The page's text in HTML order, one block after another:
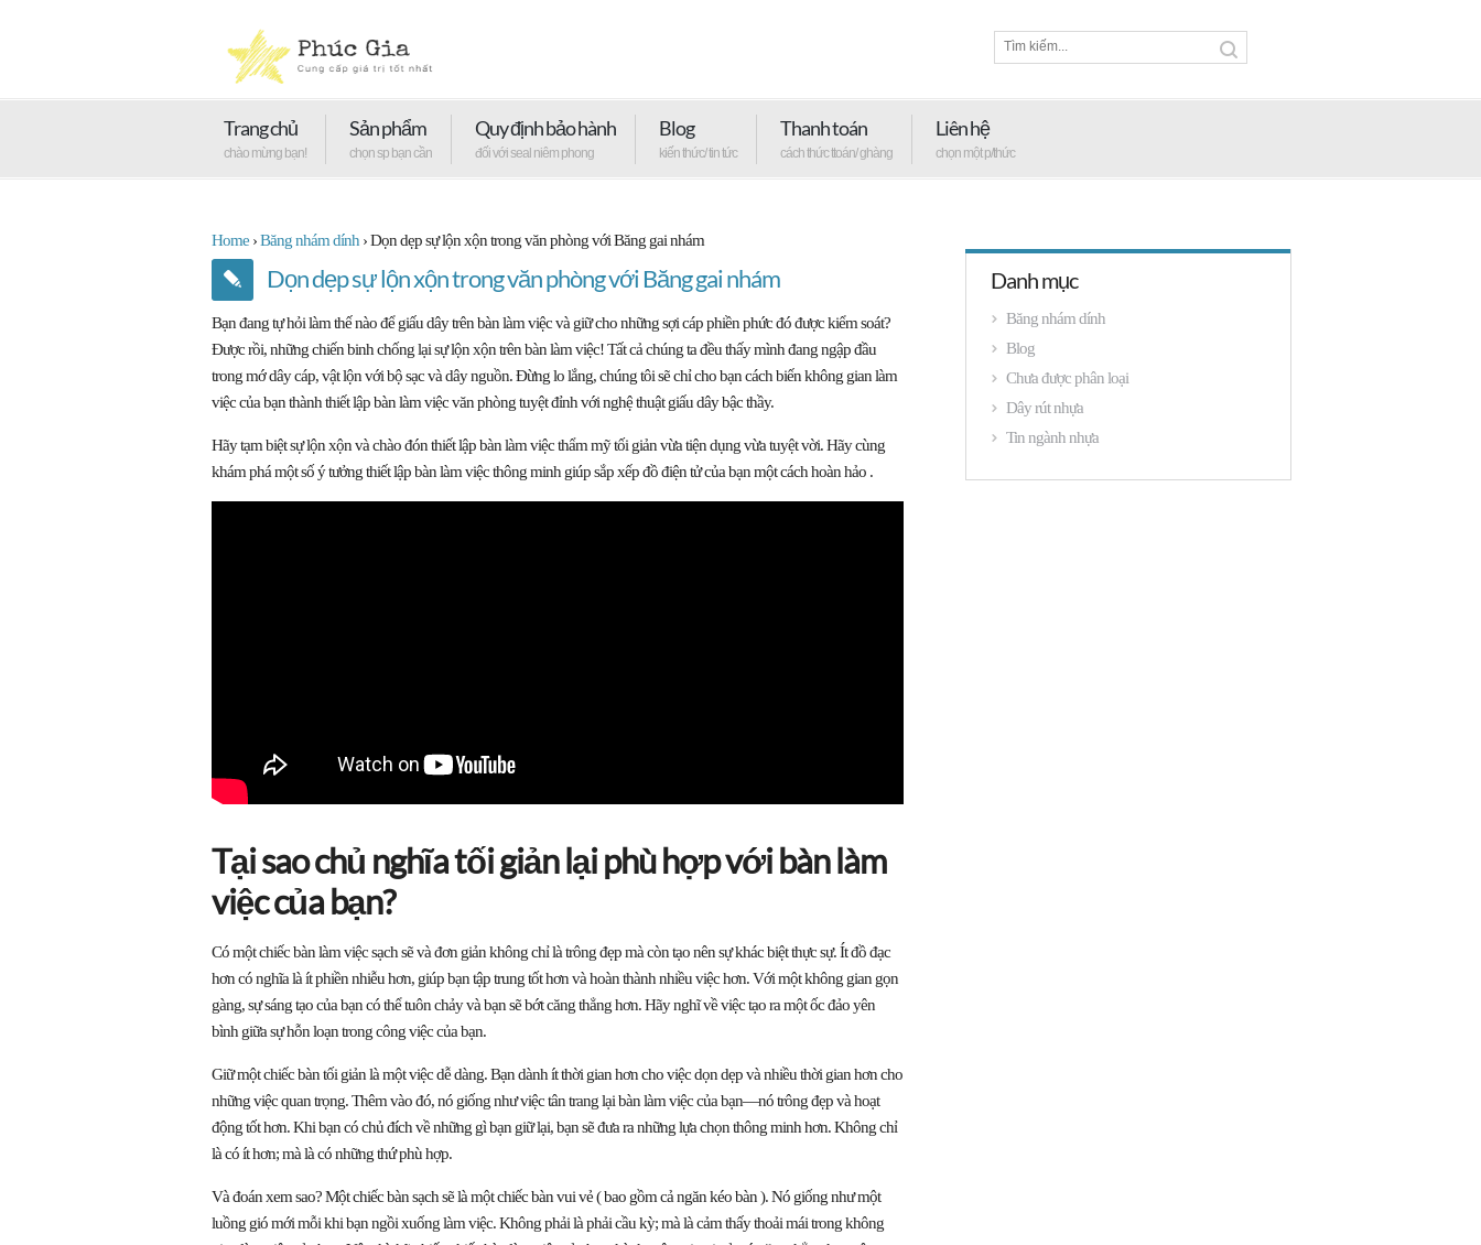
Trang chủ
chào mừng bạn!
Sản phẩm
chọn sp bạn cần
Quy định bảo hành
đối với seal niêm phong
Blog
kiến thức/ tin tức
Thanh toán
cách thức ttoán/ ghàng
Liên hệ
chọn một p/thức
Home ›Băng nhám dính ›Dọn dẹp sự lộn xộn trong văn phòng với Băng gai nhám
Dọn dẹp sự lộn xộn trong văn phòng với Băng gai nhám
Bạn đang tự hỏi làm thế nào để giấu dây trên bàn làm việc và giữ cho những sợi cáp phiền phức đó được kiểm soát?
Được rồi, những chiến binh chống lại sự lộn xộn trên bàn làm việc! Tất cả chúng ta đều thấy mình đang ngập đầu
trong mớ dây cáp, vật lộn với bộ sạc và dây nguồn. Đừng lo lắng, chúng tôi sẽ chỉ cho bạn cách biến không gian làm
việc của bạn thành thiết lập bàn làm việc văn phòng tuyệt đỉnh với nghệ thuật giấu dây bậc thầy.
Hãy tạm biệt sự lộn xộn và chào đón thiết lập bàn làm việc thẩm mỹ tối giản vừa tiện dụng vừa tuyệt vời. Hãy cùng
khám phá một số ý tưởng thiết lập bàn làm việc thông minh giúp sắp xếp đồ điện tử của bạn một cách hoàn hảo .
Tại sao chủ nghĩa tối giản lại phù hợp với bàn làm
việc của bạn?
Có một chiếc bàn làm việc sạch sẽ và đơn giản không chỉ là trông đẹp mà còn tạo nên sự khác biệt thực sự. Ít đồ đạc
hơn có nghĩa là ít phiền nhiễu hơn, giúp bạn tập trung tốt hơn và hoàn thành nhiều việc hơn. Với một không gian gọn
gàng, sự sáng tạo của bạn có thể tuôn chảy và bạn sẽ bớt căng thẳng hơn. Hãy nghĩ về việc tạo ra một ốc đảo yên
bình giữa sự hỗn loạn trong công việc của bạn.
Giữ một chiếc bàn tối giản là một việc dễ dàng. Bạn dành ít thời gian hơn cho việc dọn dẹp và nhiều thời gian hơn cho
những việc quan trọng. Thêm vào đó, nó giống như việc tân trang lại bàn làm việc của bạn—nó trông đẹp và hoạt
động tốt hơn. Khi bạn có chủ đích về những gì bạn giữ lại, bạn sẽ đưa ra những lựa chọn thông minh hơn. Không chỉ
là có ít hơn; mà là có những thứ phù hợp.
Và đoán xem sao? Một chiếc bàn sạch sẽ là một chiếc bàn vui vẻ ( bao gồm cả ngăn kéo bàn ). Nó giống như một
luồng gió mới mỗi khi bạn ngồi xuống làm việc. Không phải là phải cầu kỳ; mà là cảm thấy thoải mái trong không
Danh mục
Băng nhám dính
Blog
Chưa được phân loại
Dây rút nhựa
Tin ngành nhựa